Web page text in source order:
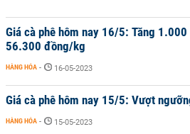
Giá cà phê hôm nay 16/5: Tăng
56.300 đồng/kg
HÀNG HÓA - 16-05-2023
Giá cà phê hôm nay 15/5: Vượt
HÀNG HÓA - 15-05-2023